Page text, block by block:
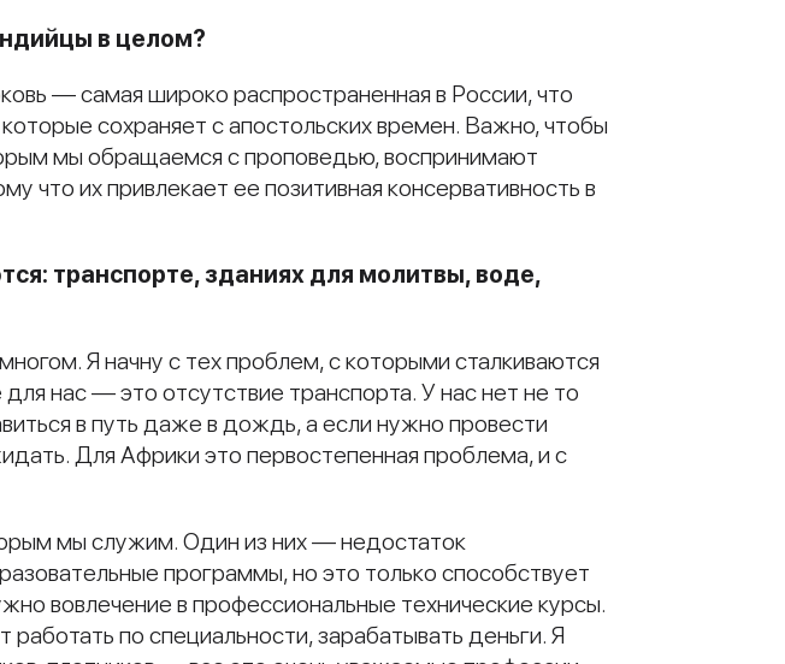
в целом?
— самая широко распространенная в России, что
сохраняет с апостольских времен. Важно, чтобы
мы обращаемся с проповедью, воспринимают
их привлекает ее позитивная консервативность в
транспорте, зданиях для молитвы, воде,
Я начну с тех проблем, с которыми сталкиваются
нас — это отсутствие транспорта. У нас нет не то
в путь даже в дождь, а если нужно провести
Для Африки это первостепенная проблема, и с
мы служим. Один из них — недостаток
программы, но это только способствует
вовлечение в профессиональные технические курсы.
по специальности, зарабатывать деньги. Я